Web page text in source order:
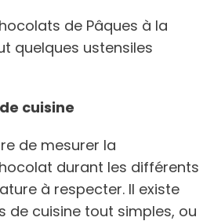
de Pâques à la
quelques ustensiles
cuisine
de mesurer la
durant les différents
à respecter. Il existe
de cuisine tout simples, ou